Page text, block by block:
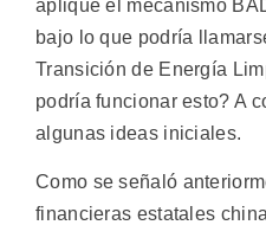
aplique el mecanismo
bajo lo que podría
Transición de Energía
podría funcionar esto? A
algunas ideas iniciales.
Como se señaló
financieras estatales